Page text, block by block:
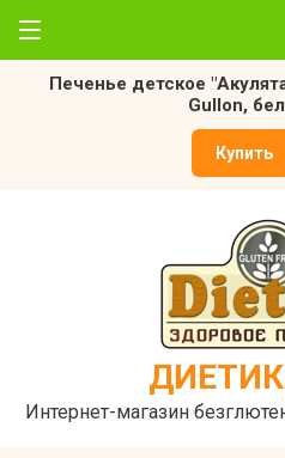
О компании
Печенье детское
Gullon,
Купить
Интернет-магазин